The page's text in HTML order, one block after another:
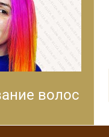
волос